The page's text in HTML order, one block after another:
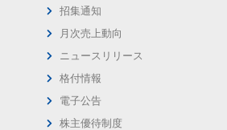
招集通知
月次売上動向
ニュースリリース
格付情報
電子公告
株主優待制度